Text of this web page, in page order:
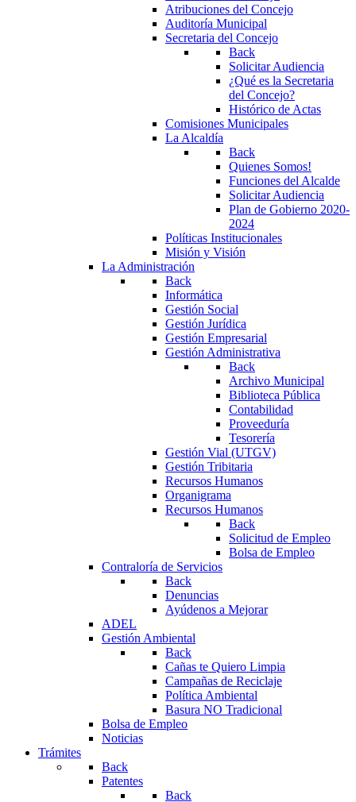
Atribuciones del Concejo
Auditoría Municipal
Secretaria del Concejo
Back
Solicitar Audiencia
¿Qué es la Secretaria
del Concejo?
Histórico de Actas
Comisiones Municipales
La Alcaldía
Back
Quienes Somos!
Funciones del Alcalde
Solicitar Audiencia
Plan de Gobierno 2020-
2024
Políticas Institucionales
Misión y Visión
La Administración
Back
Informática
Gestión Social
Gestión Jurídica
Gestión Empresarial
Gestión Administrativa
Back
Archivo Municipal
Biblioteca Pública
Contabilidad
Proveeduría
Tesorería
Gestión Vial (UTGV)
Gestión Tribitaria
Recursos Humanos
Organigrama
Recursos Humanos
Back
Solicitud de Empleo
Bolsa de Empleo
Contraloría de Servicios
Back
Denuncias
Ayúdenos a Mejorar
ADEL
Gestión Ambiental
Back
Cañas te Quiero Limpia
Campañas de Reciclaje
Política Ambiental
Basura NO Tradicional
Bolsa de Empleo
Noticias
Trámites
Back
Patentes
Back